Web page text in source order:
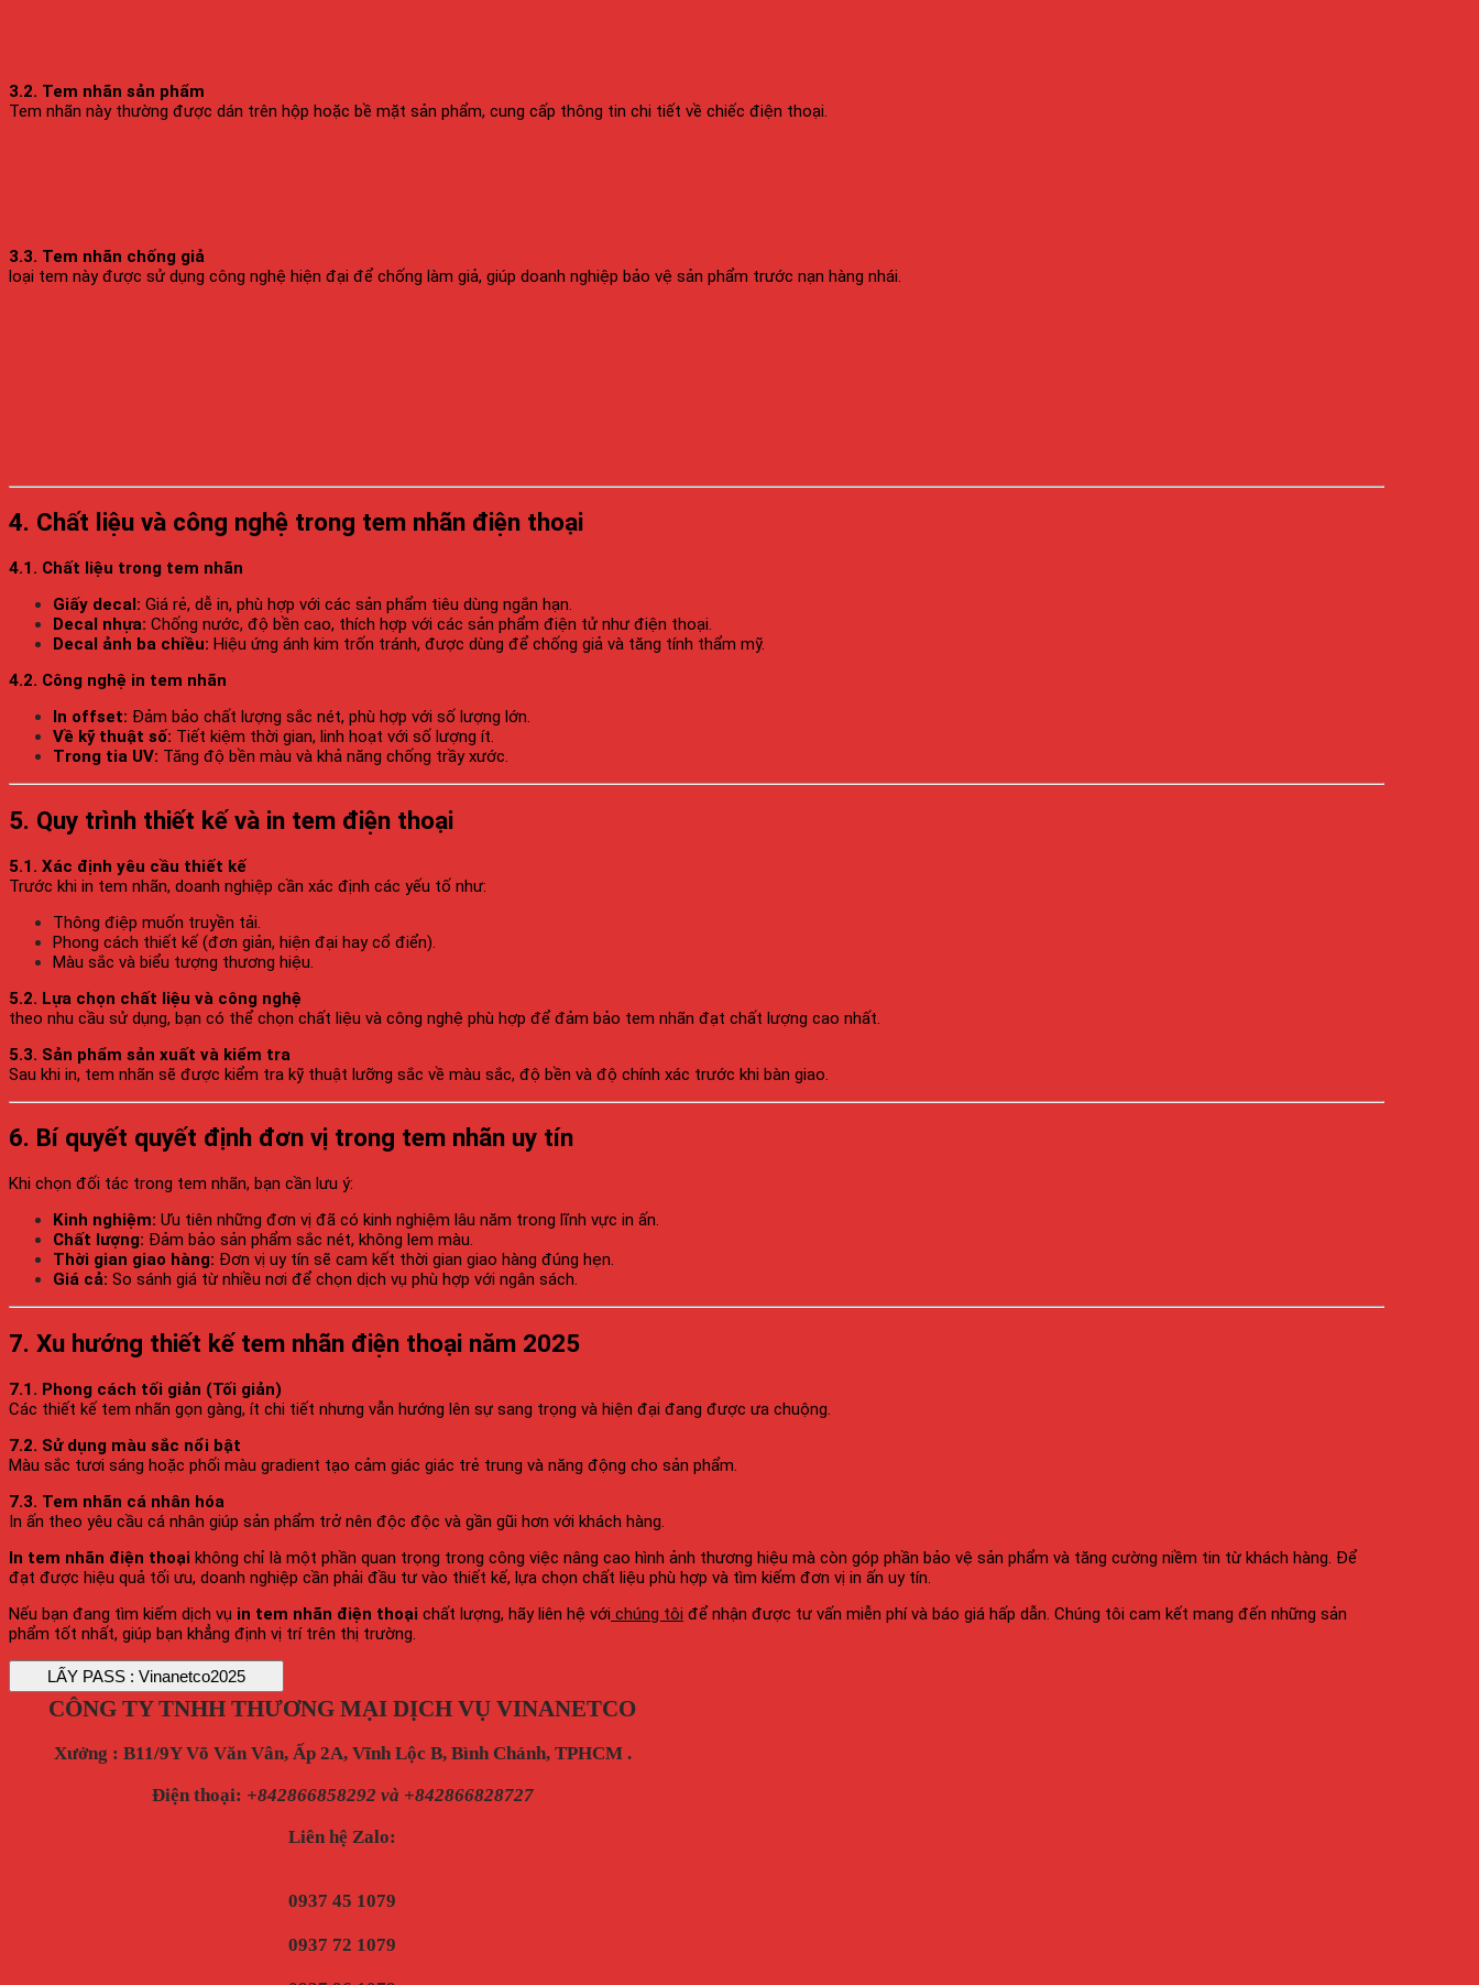
3.2. Tem nhãn sản phẩm
Tem nhãn này thường được dán trên hộp hoặc bề mặt sản phẩm, cung cấp thông tin chi tiết về chiếc điện thoại.
3.3. Tem nhãn chống giả
loại tem này được sử dụng công nghệ hiện đại để chống làm giả, giúp doanh nghiệp bảo vệ sản phẩm trước nạn hàng nhái.
4. Chất liệu và công nghệ trong tem nhãn điện thoại
4.1. Chất liệu trong tem nhãn
Giấy decal: Giá rẻ, dễ in, phù hợp với các sản phẩm tiêu dùng ngắn hạn.
Decal nhựa: Chống nước, độ bền cao, thích hợp với các sản phẩm điện tử như điện thoại.
Decal ảnh ba chiều: Hiệu ứng ánh kim trốn tránh, được dùng để chống giả và tăng tính thẩm mỹ.
4.2. Công nghệ in tem nhãn
In offset: Đảm bảo chất lượng sắc nét, phù hợp với số lượng lớn.
Về kỹ thuật số: Tiết kiệm thời gian, linh hoạt với số lượng ít.
Trong tia UV: Tăng độ bền màu và khả năng chống trầy xước.
5. Quy trình thiết kế và in tem điện thoại
5.1. Xác định yêu cầu thiết kế
Trước khi in tem nhãn, doanh nghiệp cần xác định các yếu tố như:
Thông điệp muốn truyền tải.
Phong cách thiết kế (đơn giản, hiện đại hay cổ điển).
Màu sắc và biểu tượng thương hiệu.
5.2. Lựa chọn chất liệu và công nghệ
theo nhu cầu sử dụng, bạn có thể chọn chất liệu và công nghệ phù hợp để đảm bảo tem nhãn đạt chất lượng cao nhất.
5.3. Sản phẩm sản xuất và kiểm tra
Sau khi in, tem nhãn sẽ được kiểm tra kỹ thuật lưỡng sắc về màu sắc, độ bền và độ chính xác trước khi bàn giao.
6. Bí quyết quyết định đơn vị trong tem nhãn uy tín
Khi chọn đối tác trong tem nhãn, bạn cần lưu ý:
Kinh nghiệm: Ưu tiên những đơn vị đã có kinh nghiệm lâu năm trong lĩnh vực in ấn.
Chất lượng: Đảm bảo sản phẩm sắc nét, không lem màu.
Thời gian giao hàng: Đơn vị uy tín sẽ cam kết thời gian giao hàng đúng hẹn.
Giá cả: So sánh giá từ nhiều nơi để chọn dịch vụ phù hợp với ngân sách.
7. Xu hướng thiết kế tem nhãn điện thoại năm 2025
7.1. Phong cách tối giản (Tối giản)
Các thiết kế tem nhãn gọn gàng, ít chi tiết nhưng vẫn hướng lên sự sang trọng và hiện đại đang được ưa chuộng.
7.2. Sử dụng màu sắc nổi bật
Màu sắc tươi sáng hoặc phối màu gradient tạo cảm giác giác trẻ trung và năng động cho sản phẩm.
7.3. Tem nhãn cá nhân hóa
In ấn theo yêu cầu cá nhân giúp sản phẩm trở nên độc độc và gần gũi hơn với khách hàng.
In tem nhãn điện thoại không chỉ là một phần quan trọng trong công việc nâng cao hình ảnh thương hiệu mà còn góp phần bảo vệ sản phẩm và tăng cường niềm tin từ khách hàng. Để
đạt được hiệu quả tối ưu, doanh nghiệp cần phải đầu tư vào thiết kế, lựa chọn chất liệu phù hợp và tìm kiếm đơn vị in ấn uy tín.
Nếu bạn đang tìm kiếm dịch vụ in tem nhãn điện thoại chất lượng, hãy liên hệ với chúng tôi để nhận được tư vấn miễn phí và báo giá hấp dẫn. Chúng tôi cam kết mang đến những sản
phẩm tốt nhất, giúp bạn khẳng định vị trí trên thị trường.
CÔNG TY TNHH THƯƠNG MẠI DỊCH VỤ VINANETCO
Xưởng : B11/9Y Võ Văn Vân, Ấp 2A, Vĩnh Lộc B, Bình Chánh, TPHCM .
Điện thoại: +842866858292 và +842866828727
Liên hệ Zalo:
0937 45 1079
0937 72 1079